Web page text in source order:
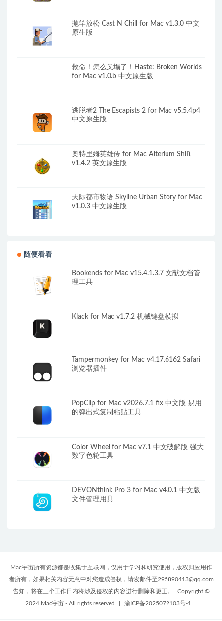
抛竿放松 Cast N Chill for Mac v1.3.0 中文
原生版
救命！怎么又塌了！Haste: Broken Worlds
for Mac v1.0.b 中文原生版
逃脱者2 The Escapists 2 for Mac v5.5.4p4
中文原生版
奥特里姆英雄传 for Mac Alterium Shift
v1.4.2 英文原生版
天际都市物语 Skyline Urban Story for Mac
v1.0.3 中文原生版
随便看看
Bookends for Mac v15.4.1.3.7 文献文档管
理工具
Klack for Mac v1.7.2 机械键盘模拟
Tampermonkey for Mac v4.17.6162 Safari
浏览器插件
PopClip for Mac v2026.7.1 fix 中文版 易用
的弹出式复制粘贴工具
Color Wheel for Mac v7.1 中文破解版 强大
数字色轮工具
DEVONthink Pro 3 for Mac v4.0.1 中文版
文件管理用具
Mac宇宙所有资源都是收集于互联网，仅用于学习和研究使用，版权归应用作
者所有，如果相关内容无意中对您造成侵权，请发邮件至295890413@qq.com
告知，将在三个工作日内将涉及侵权的内容进行删除和更正。
Copyright ©
2024 Mac宇宙 - All rights reserved
渝ICP备2025072103号-1